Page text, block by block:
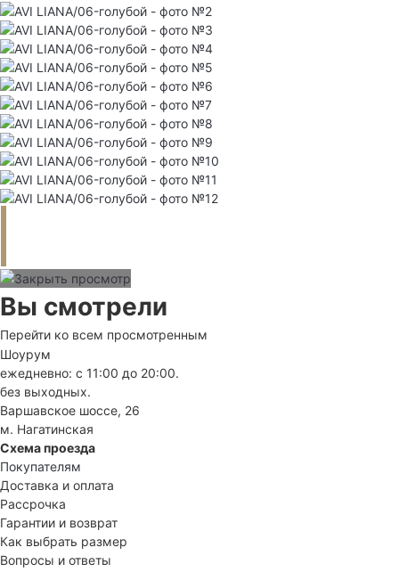
Вы смотрели
Перейти ко всем просмотренным
Шоурум
ежедневно: с 11:00 до 20:00.
без выходных.
Варшавское шоссе, 26
м. Нагатинская
Схема проезда
Покупателям
Доставка и оплата
Рассрочка
Гарантии и возврат
Как выбрать размер
Вопросы и ответы